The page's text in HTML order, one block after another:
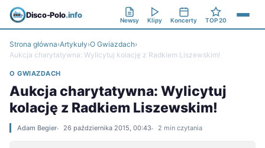
Disco-Polo.info
Newsy Klipy Koncerty TOP 20
Strona główna›Artykuły›O Gwiazdach›
Aukcja charytatywna: Wylicytuj kolację z Radkiem Liszewskim!
O GWIAZDACH
Aukcja charytatywna: Wylicytuj
kolację z Radkiem Liszewskim!
Adam Begier 26 października 2015, 00:43 2 min czytania